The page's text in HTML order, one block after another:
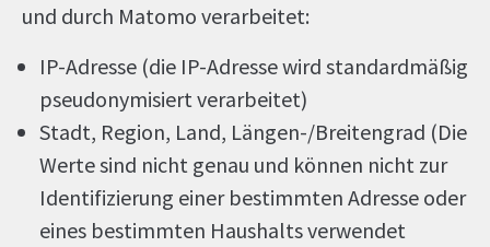
und durch Matomo verarbeitet:
IP-Adresse (die IP-Adresse wird standardmäßig
pseudonymisiert verarbeitet)
Stadt, Region, Land, Längen-/Breitengrad (Die
Werte sind nicht genau und können nicht zur
Identifizierung einer bestimmten Adresse oder
eines bestimmten Haushalts verwendet